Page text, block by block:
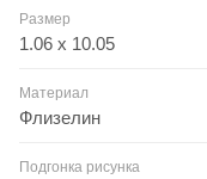
Размер
1.06 x 10.05
Материал
Флизелин
Подгонка рисунка